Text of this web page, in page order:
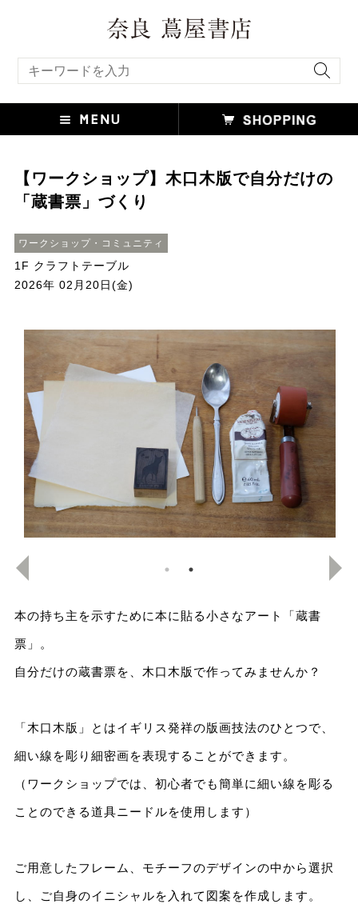
【ワークショップ】木口木版で自分だけの
「蔵書票」づくり
ワークショップ・コミュニティ
1F クラフトテーブル
2026年 02月20日(金)
本の持ち主を示すために本に貼る小さなアート「蔵書
票」。
自分だけの蔵書票を、木口木版で作ってみませんか？
「木口木版」とはイギリス発祥の版画技法のひとつで、
細い線を彫り細密画を表現することができます。
（ワークショップでは、初心者でも簡単に細い線を彫る
ことのできる道具ニードルを使用します）
ご用意したフレーム、モチーフのデザインの中から選択
し、ご自身のイニシャルを入れて図案を作成します。